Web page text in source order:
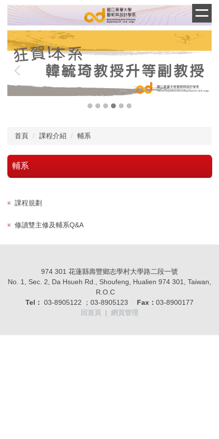
跳
到
主
內
首頁 課程介紹 輔系
輔系
課程規劃
修讀雙主修及輔系Q&A
974 301 花蓮縣壽豐鄉志學村大學路二段一號
No. 1, Sec. 2, Da Hsueh Rd., Shoufeng, Hualien 974 301, Taiwan,
R.O.C
Tel： 03-8905122 ；03-8905123 Fax： 03-8900177
回首頁 | 網頁管理